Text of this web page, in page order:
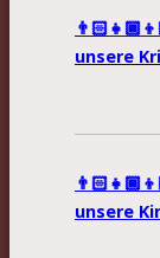
unsere
unsere